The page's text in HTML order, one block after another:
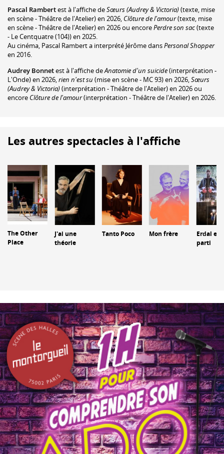
Pascal Rambertest à l'affiche deSœurs (Audrey & Victoria)(texte, mise
en scène - Théâtre de l'Atelier) en 2026, Clôture de l'amour(texte, mise
en scène - Théâtre de l'Atelier) en 2026 ou encorePerdre son sac(texte
- Le Centquatre (104)) en 2025.
Au cinéma, Pascal Rambert a interprété Jérôme dansPersonal Shopper
en 2016.
Audrey Bonnetest à l'affiche deAnatomie d'un suicide(interprétation -
L'Onde) en 2026,rien n'est su (mise en scène - MC 93) en 2026,Sœurs
(Audrey & Victoria)(interprétation - Théâtre de l'Atelier) en 2026 ou
encore Clôture de l'amour(interprétation - Théâtre de l'Atelier) en 2026.
Les autres spectacles à l'affiche
The Other
Place
J'ai une
théorie
Tanto Poco Mon frère
Erdal est
parti